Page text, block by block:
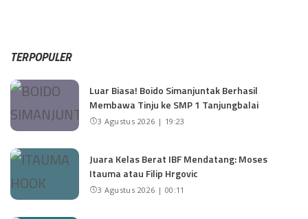
TERPOPULER
Luar Biasa! Boido Simanjuntak Berhasil
Membawa Tinju ke SMP 1 Tanjungbalai
3 Agustus 2026 | 19:23
Juara Kelas Berat IBF Mendatang: Moses
Itauma atau Filip Hrgovic
3 Agustus 2026 | 00:11